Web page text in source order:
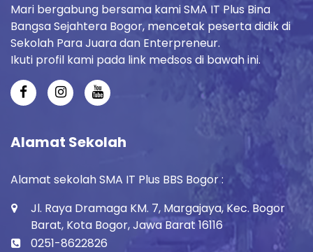
Mari bergabung bersama kami SMA IT Plus Bina
Bangsa Sejahtera Bogor, mencetak peserta didik di
Sekolah Para Juara dan Enterpreneur.
Ikuti profil kami pada link medsos di bawah ini.
Alamat Sekolah
Alamat sekolah SMA IT Plus BBS Bogor :
Jl. Raya Dramaga KM. 7, Margajaya, Kec. Bogor
Barat, Kota Bogor, Jawa Barat 16116
0251-8622826